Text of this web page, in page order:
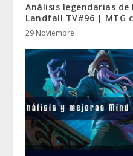
Análisis legendarias de
Landfall TV#96 | MTG
29 Noviembre